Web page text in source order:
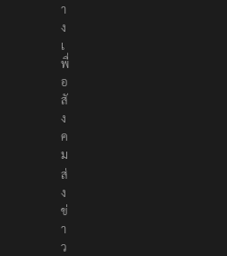
า
ง
เ
พื่
อ
สั
ง
ค
ม
ส่
ง
ข่
า
ว